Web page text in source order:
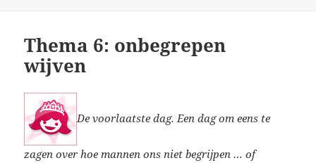
Thema 6: onbegrepen
wijven
De voorlaatste dag. Een dag om eens te
zagen over hoe mannen ons niet begrijpen … of